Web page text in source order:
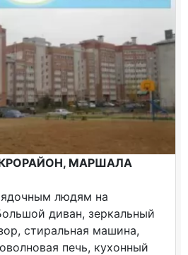
МАРШАЛА
людям на
диван, зеркальный
стиральная машина,
печь, кухонный